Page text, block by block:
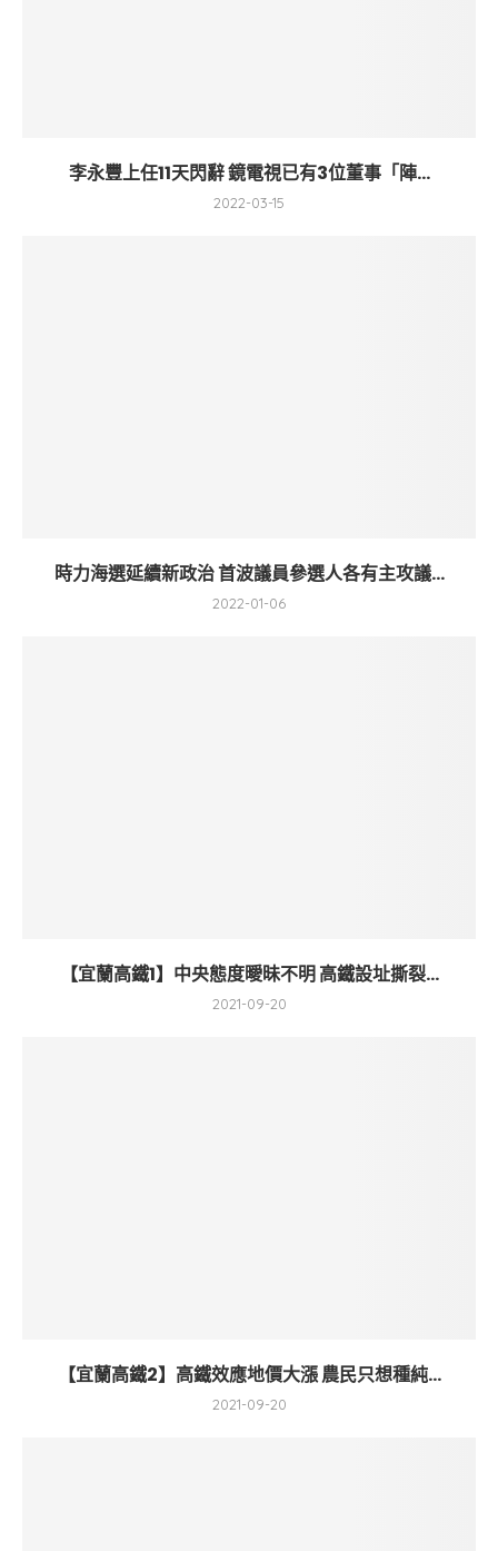
李永豐上任11天閃辭 鏡電視已有3位董事「陣...
2022-03-15
時力海選延續新政治 首波議員參選人各有主攻議...
2022-01-06
【宜蘭高鐵1】中央態度曖昧不明 高鐵設址撕裂...
2021-09-20
【宜蘭高鐵2】高鐵效應地價大漲 農民只想種純...
2021-09-20